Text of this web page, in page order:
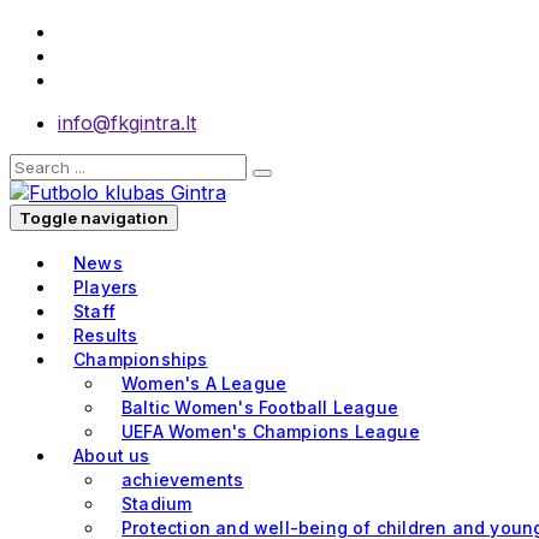
info@fkgintra.lt
Toggle navigation
News
Players
Staff
Results
Championships
Women's A League
Baltic Women's Football League
UEFA Women's Champions League
About us
achievements
Stadium
Protection and well-being of children and